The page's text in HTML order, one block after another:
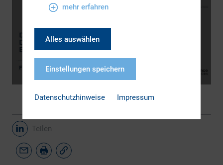
Teilen
mehr erfahren
Alles auswählen
Einstellungen speichern
Datenschutzhinweise Impressum